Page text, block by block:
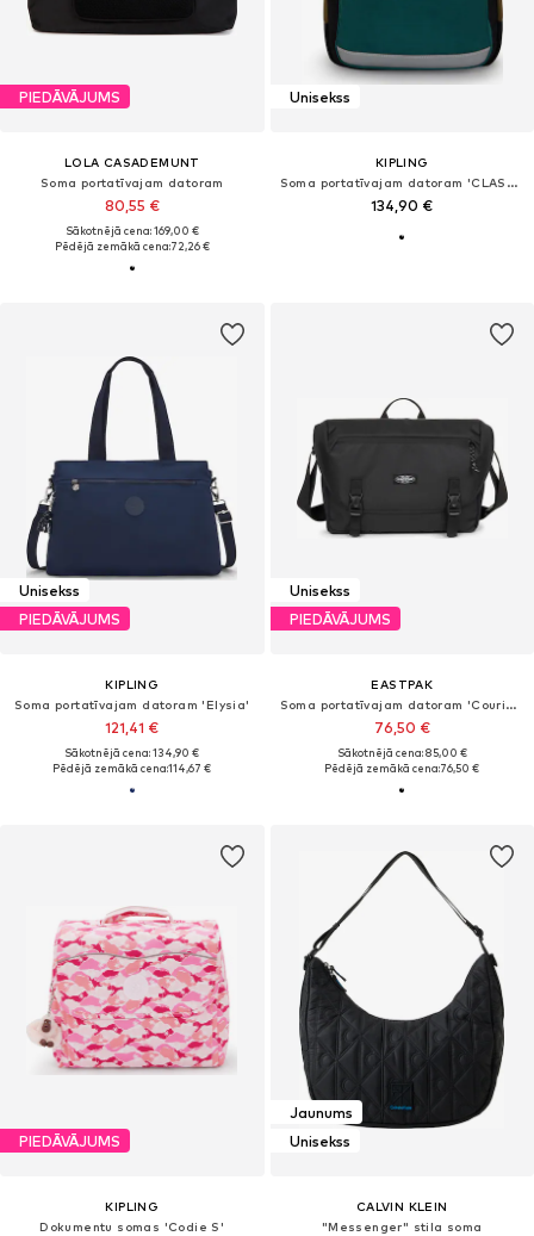
PIEDĀVĀJUMS
LOLA CASADEMUNT
Soma portatīvajam datoram
80,55 €
Sākotnējā cena: 169,00 €
Pēdējā zemākā cena:72,26 €
Unisekss
KIPLING
Soma portatīvajam datoram 'CLASS ROOM'
134,90 €
Unisekss
PIEDĀVĀJUMS
KIPLING
Soma portatīvajam datoram 'Elysia'
121,41 €
Sākotnējā cena: 134,90 €
Pēdējā zemākā cena:114,67 €
Unisekss
PIEDĀVĀJUMS
EASTPAK
Soma portatīvajam datoram 'Courier Pro'
76,50 €
Sākotnējā cena: 85,00 €
Pēdējā zemākā cena:76,50 €
PIEDĀVĀJUMS
KIPLING
Dokumentu somas 'Codie S'
Jaunums
Unisekss
CALVIN KLEIN
"Messenger" stila soma